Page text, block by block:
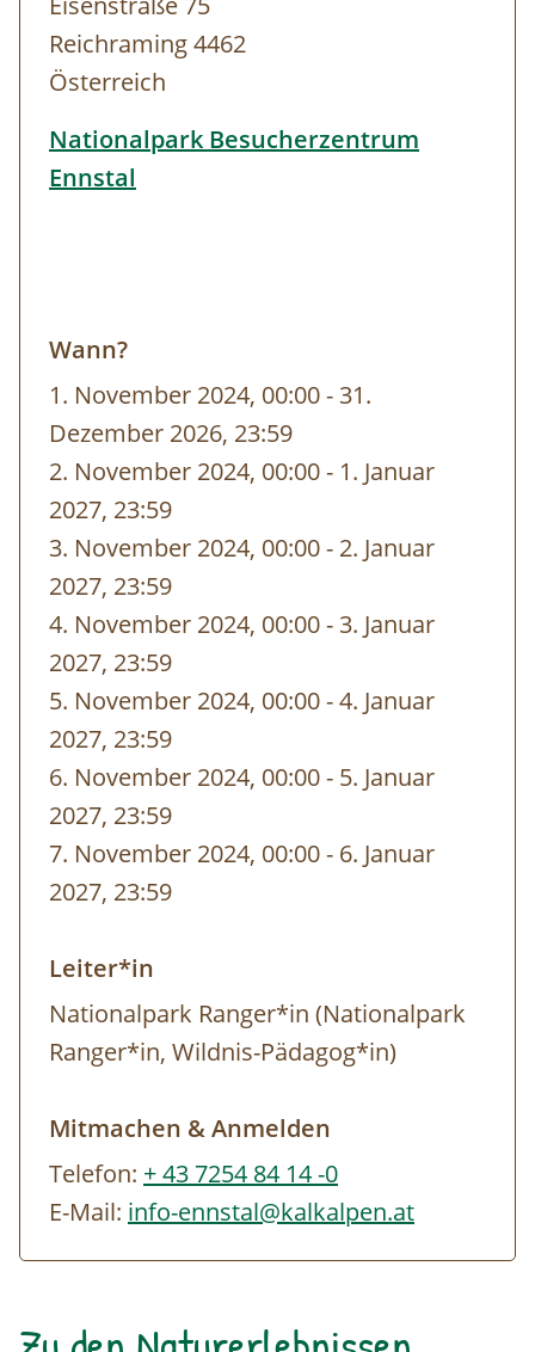
Stunden)
Schneeschuhtour
Dauer ca 4 Stunden)
+ 43 7562/5266-17,info-wdg@kalkalpen.at
Villa Sonnwend National Park Lodge
+ 43 7562/20592,
sonnwend@kalkalpen.at
Reichraming 4462
Österreich
Nationalpark Besucherzentrum
Ennstal
Wann?
1. November 2024, 00:00- bis
31.
Dezember 2026, 23:59
2. November 2024, 00:00- bis
1. Januar
2027, 23:59
3. November 2024, 00:00- bis
2. Januar
2027, 23:59
4. November 2024, 00:00- bis
3. Januar
2027, 23:59
5. November 2024, 00:00-bis
4. Januar
2027, 23:59
6. November 2024, 00:00- bis
5. Januar
2027, 23:59
7. November 2024, 00:00- bis
6. Januar
2027, 23:59
Leiter*in
Nationalpark Ranger*in (Nationalpark
Ranger*in, Wildnis-Pädagog*in)
Mitmachen & Anmelden
Telefon: + 43 7254 84 14 -0
E-Mail: info-ennstal@kalkalpen.at